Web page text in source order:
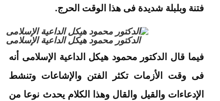
فتنة وبلبلة شديدة فى هذا الوقت الحرج.
الدكتور محمود هيكل الداعية الإسلامى
فيما قال الدكتور محمود هيكل الداعية الإسلامى أنه
فى وقت الأزمات تكثر الفتن والإشاعات وتنشط
الإدعاءات والقيل والقال وهذا الكلام يحدث نوعا من